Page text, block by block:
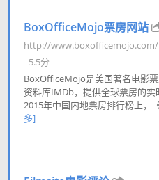
BoxOfficeMojo票房网站
http://www.boxofficemojo.com/
5.5分
BoxOfficeMojo是美国著名电影
资料库IMDb，提供全球票房的
2015年中国内地票房排行榜上，
多]